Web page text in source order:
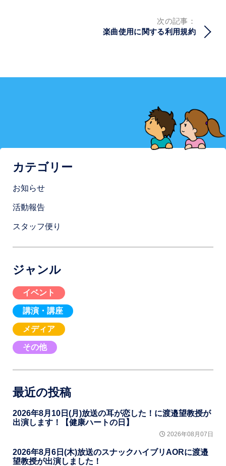
次の記事：
楽曲使用に関する利用規約
カテゴリー
お知らせ
活動報告
スタッフ便り
ジャンル
イベント
講演・講座
メディア
その他
最近の投稿
2026年8月10日(月)放送の耳が恋した！に渡邉望教授が
出演します！【健康ハートの日】
2026年08月07日
2026年8月6日(木)放送のスナックハイブリAORに渡邉
望教授が出演しました！